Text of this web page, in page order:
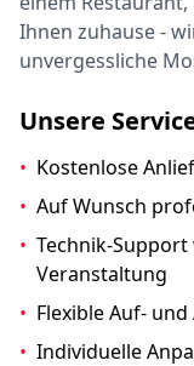
Ihnen zuhause -
unvergessliche
Unsere
• Kostenlose
• Auf Wunsch
• Technik-
Veranstaltung
• Flexible Auf-
• Individuelle